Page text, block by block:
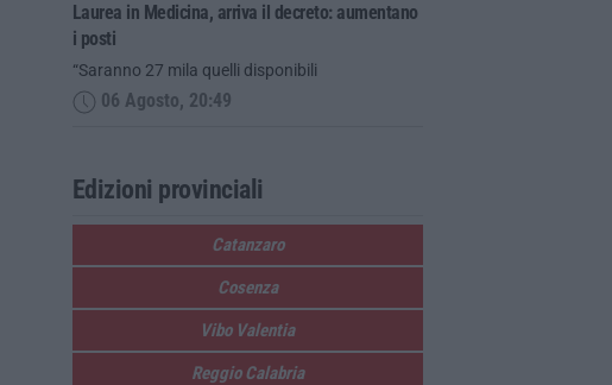
Laurea in Medicina, arriva il decreto: aumentano
i posti
“Saranno 27 mila quelli disponibili
06 Agosto, 20:49
Edizioni provinciali
Catanzaro
Cosenza
Vibo Valentia
Reggio Calabria